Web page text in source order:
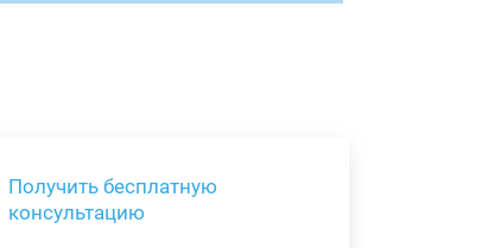
Получить бесплатную
консультацию